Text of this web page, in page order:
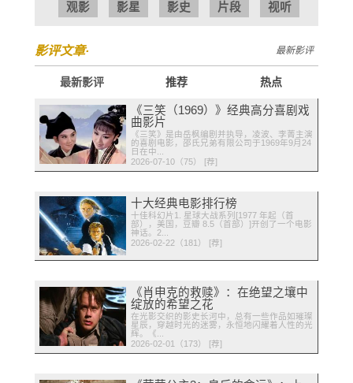
观影 影星 影史 片段 视听
影评文章· 最新影评
最新影评 推荐 热点
《三笑（1969）》经典高分喜剧戏
曲影片
《三笑》是由岳枫编剧并执导，凌波、李菁主演
的喜剧电影，邵氏兄弟有限公司于1969年9月24
日在中...
2026-07-10（75） [荐]
十大经典电影排行榜
十佳科幻片1. 星球大战系列[1977 年起（首
部），美国，豆瓣 8.5（首部）]开创了一个电影
神话。2...
2026-02-22（181） [荐]
《肖申克的救赎》：在绝望之壤中
绽放的希望之花
在光影交织的影史长河中，总有一些作品如璀璨
星辰，穿越时光的迷雾，永恒地闪耀着人性的光
辉。《...
2026-02-01（173） [荐]